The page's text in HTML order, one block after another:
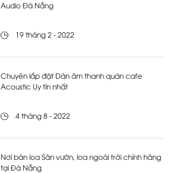
Audio Đà Nẵng
19 tháng 2 - 2022
Chuyên lắp đặt Dàn âm thanh quán cafe
Acoustic Uy tín nhất
4 tháng 8 - 2022
Nơi bán loa Sân vườn, loa ngoài trời chính hãng
tại Đà Nẵng